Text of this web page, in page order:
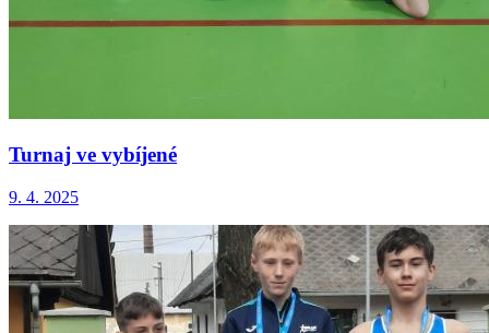
Turnaj ve vybíjené
9. 4. 2025